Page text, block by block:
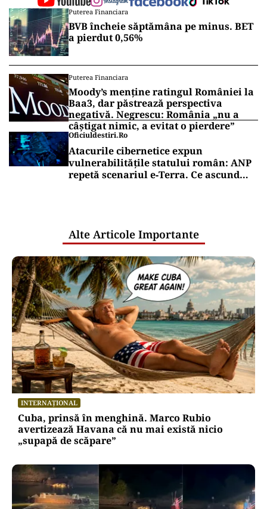
Puterea Financiara
BVB încheie săptămâna pe minus. BET
a pierdut 0,56%
Puterea Financiara
Moody’s menține ratingul României la
Baa3, dar păstrează perspectiva
negativă. Negrescu: România „nu a
câștigat nimic, a evitat o pierdere”
Oficiuldestiri.ro
Atacurile cibernetice expun
vulnerabilitățile statului român: ANP
repetă scenariul e‑Terra. Ce ascund
Alte Articole Importante
INTERNAȚIONAL
Cuba, prinsă în menghină. Marco Rubio
avertizează Havana că nu mai există nicio
„supapă de scăpare”